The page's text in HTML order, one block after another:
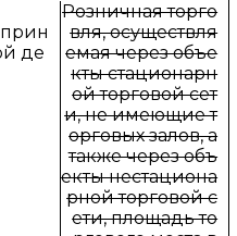
Розничная торго
вля, осуществля
емая через объе
кты стационарн
ой торговой сет
и, не имеющие т
орговых залов, а
также через объ
екты нестациона
рной торговой с
ети, площадь то